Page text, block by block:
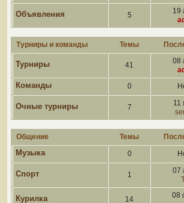
Объявления 5
19
Турниры и команды Темы
Турниры 41
08
Команды 0
Очные турниры 7
11
Общение Темы
Музыка 0
Спорт 1
07
Курилка 14
08